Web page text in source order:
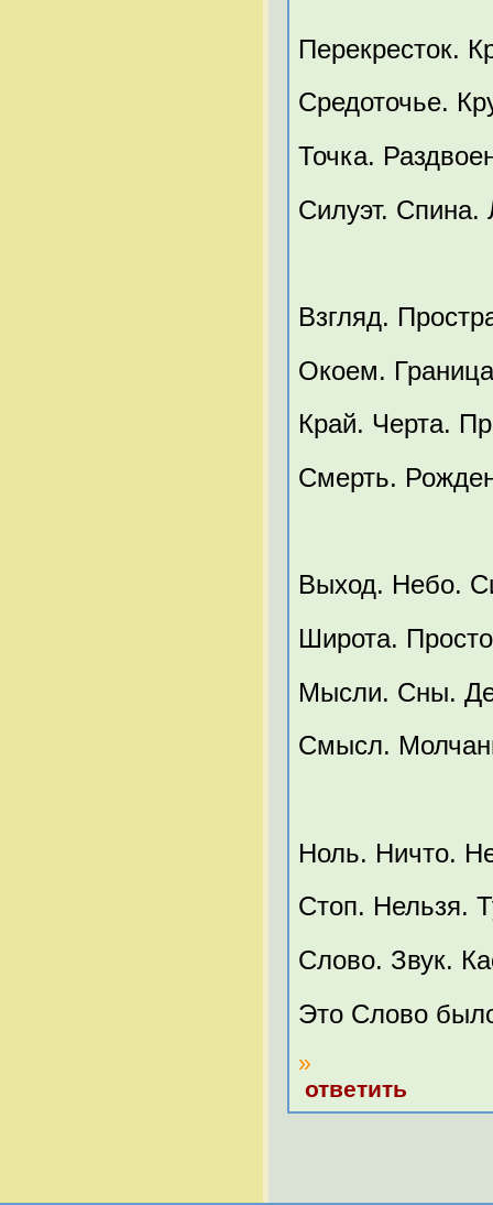
Перекресток.
Средоточье.
Точка.
Силуэт. Спина.
Взгляд.
Окоем.
Край. Черта.
Смерть.
Выход. Небо.
Широта.
Мысли. Сны.
Смысл.
Ноль. Ничто.
Стоп. Нельзя.
Слово. Звук.
Это Слово
»
ответить